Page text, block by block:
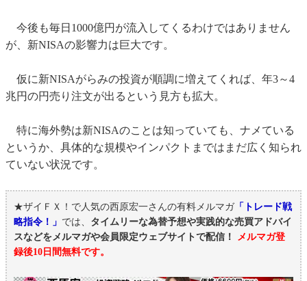
今後も毎日1000億円が流入してくるわけではありません
が、新NISAの影響力は巨大です。
仮に新NISAがらみの投資が順調に増えてくれば、年3～4
兆円の円売り注文が出るという見方も拡大。
特に海外勢は新NISAのことは知っていても、ナメている
というか、具体的な規模やインパクトまではまだ広く知られ
ていない状況です。
★ザイＦＸ！で人気の西原宏一さんの有料メルマガ「トレード戦
略指令！」 では、 タイムリーな為替予想や実践的な売買アドバイ
スなどをメルマガや会員限定ウェブサイトで配信！
メルマガ登
録後10日間無料です。